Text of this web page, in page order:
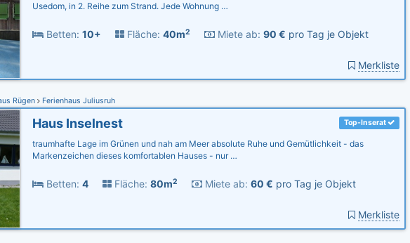
Usedom, in 2. Reihe zum Strand. Jede Wohnung …
Betten: 10+ Fläche: 40m2 Miete ab: 90 € pro Tag je Objekt
Merkliste
Rügen Ferienhaus Juliusruh
Top-Inserat
Haus Inselnest
traumhafte Lage im Grünen und nah am Meer absolute Ruhe und Gemütlichkeit - das
Markenzeichen dieses komfortablen Hauses - nur …
Betten: 4 Fläche: 80m2 Miete ab: 60 € pro Tag je Objekt
Merkliste